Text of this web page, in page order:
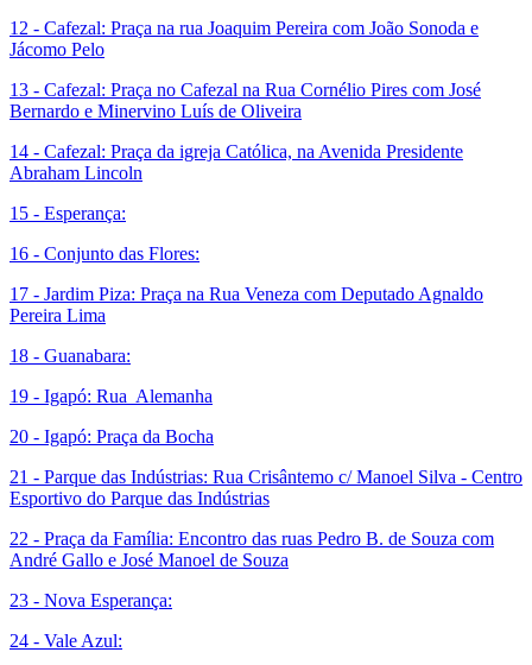
12 - Cafezal: Praça na rua Joaquim Pereira com João Sonoda e
Jácomo Pelo
13 - Cafezal: Praça no Cafezal na Rua Cornélio Pires com José
Bernardo e Minervino Luís de Oliveira
14 - Cafezal: Praça da igreja Católica, na Avenida Presidente
Abraham Lincoln
15 - Esperança:
16 - Conjunto das Flores:
17 - Jardim Piza: Praça na Rua Veneza com Deputado Agnaldo
Pereira Lima
18 - Guanabara:
19 - Igapó: Rua Alemanha
20 - Igapó: Praça da Bocha
21 - Parque das Indústrias: Rua Crisântemo c/ Manoel Silva - Centro
Esportivo do Parque das Indústrias
22 - Praça da Família: Encontro das ruas Pedro B. de Souza com
André Gallo e José Manoel de Souza
23 - Nova Esperança:
24 - Vale Azul: